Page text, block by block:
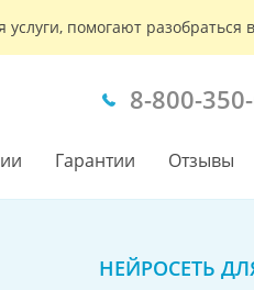
услуги, помогают
8-800-
Гарантии Отзывы
НЕЙРОСЕТЬ